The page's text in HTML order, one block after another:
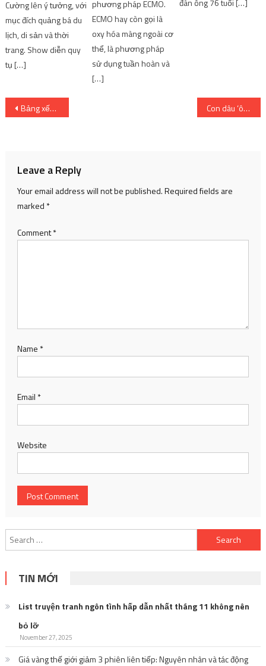
Cường lên ý tưởng, với
mục đích quảng bá du
lịch, di sản và thời
trang. Show diễn quy
tụ […]
phương pháp ECMO.
ECMO hay còn gọi là
oxy hóa màng ngoài cơ
thể, là phương pháp
sử dụng tuần hoàn và
[…]
đàn ông 76 tuổi […]
Post
Bảng xếp hạng top 10 anime thành công nhất mùa đông 2022, cái tên đứng đầu được nhiều fan ủng hộ Con dâu ‘ông trùm điện ảnh Hong Kong’ lộ diện sau sóng gió hôn nhân
Leave a Reply
Your email address will not be published.Required fields are
marked *
Comment*
Name *
Email *
Website
Search
for:
TIN MỚI
List truyện tranh ngôn tình hấp dẫn nhất tháng 11 không nên
bỏ lỡ
November 27, 2025
Giá vàng thế giới giảm 3 phiên liên tiếp: Nguyên nhân và tác động